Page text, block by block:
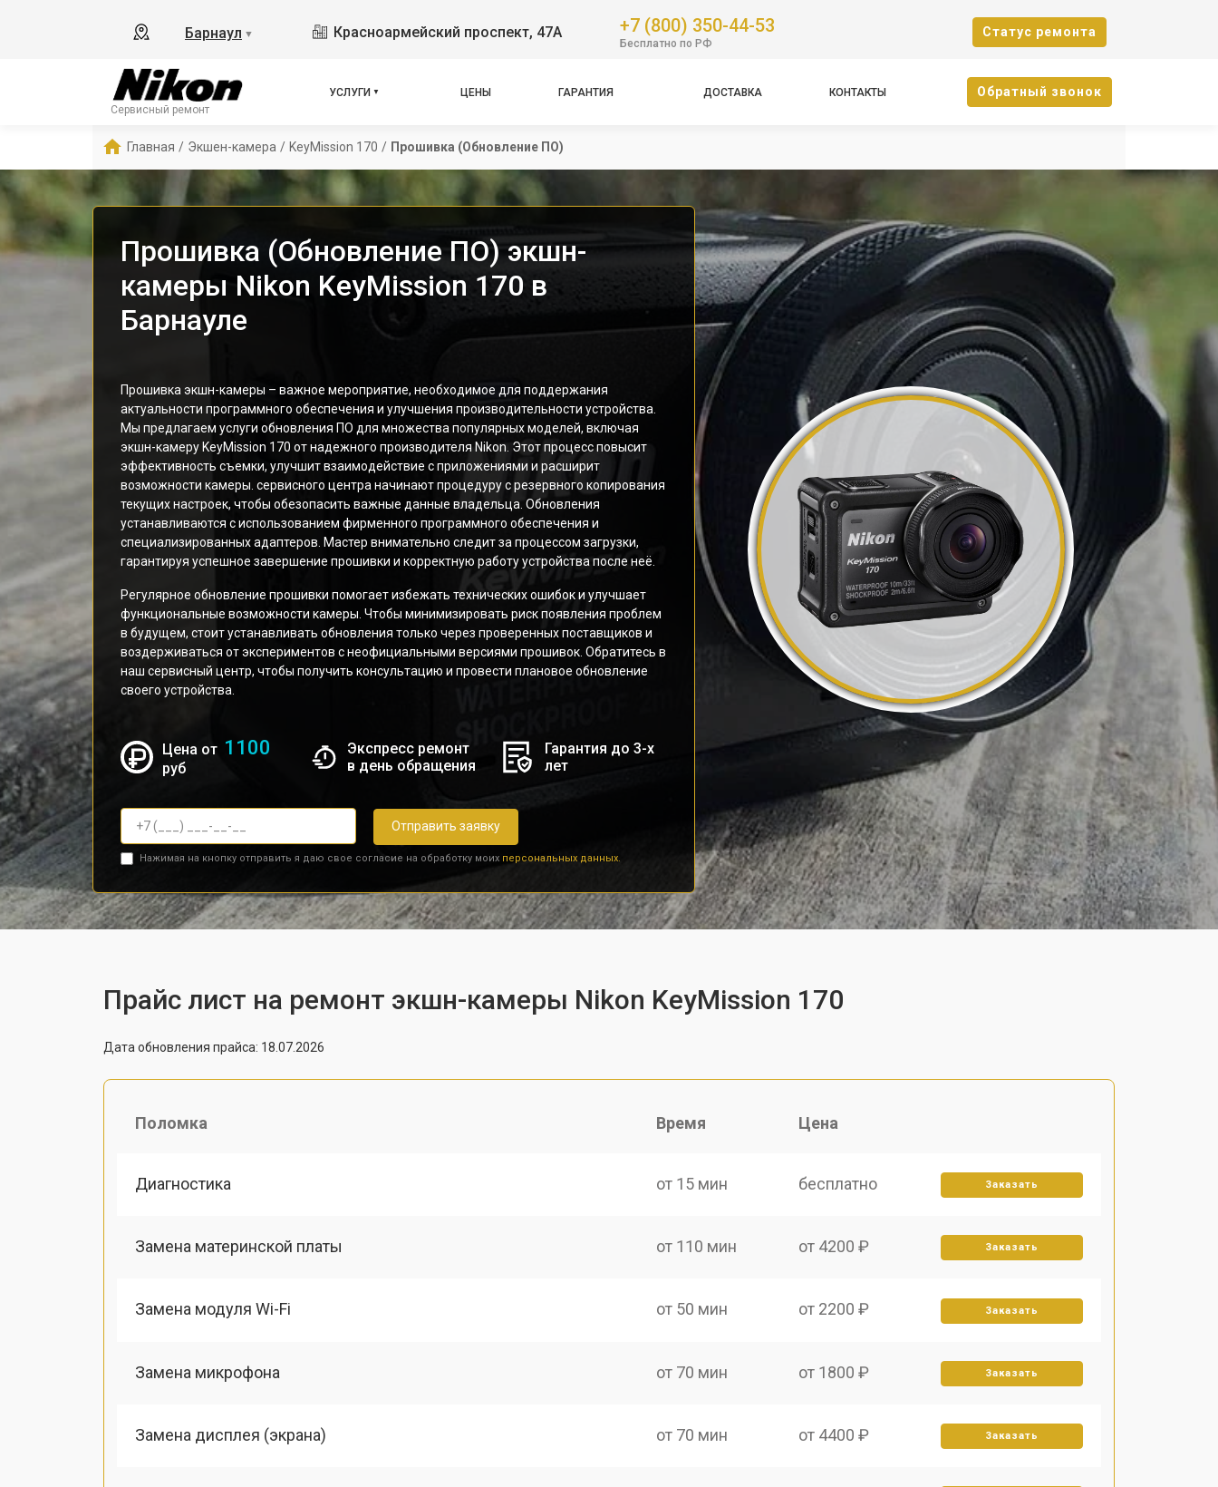
Барнаул ▼ Красноармейский проспект, 47А +7 (800) 350-44-53
Бесплатно по РФ
Cтатус ремонта
Сервисный ремонт
УСЛУГИ ЦЕНЫ ГАРАНТИЯ ДОСТАВКА КОНТАКТЫ Oбратный звонок
Главная / Экшен-камера / KeyMission 170 / Прошивка (Обновление ПО)
Прошивка (Обновление ПО) экшн-
камеры Nikon KeyMission 170 в
Барнауле
Прошивка экшн-камеры – важное мероприятие, необходимое для поддержания
актуальности программного обеспечения и улучшения производительности устройства.
Мы предлагаем услуги обновления ПО для множества популярных моделей, включая
экшн-камеру KeyMission 170 от надежного производителя Nikon. Этот процесс повысит
эффективность съемки, улучшит взаимодействие с приложениями и расширит
возможности камеры. сервисного центра начинают процедуру с резервного копирования
текущих настроек, чтобы обезопасить важные данные владельца. Обновления
устанавливаются с использованием фирменного программного обеспечения и
специализированных адаптеров. Мастер внимательно следит за процессом загрузки,
гарантируя успешное завершение прошивки и корректную работу устройства после неё.
Регулярное обновление прошивки помогает избежать технических ошибок и улучшает
функциональные возможности камеры. Чтобы минимизировать риск появления проблем
в будущем, стоит устанавливать обновления только через проверенных поставщиков и
воздерживаться от экспериментов с неофициальными версиями прошивок. Обратитесь в
наш сервисный центр, чтобы получить консультацию и провести плановое обновление
своего устройства.
Цена от 1100
руб
Экспресс ремонт
в день обращения
Гарантия до 3-х
лет
Отправить заявку
Нажимая на кнопку отправить я даю свое согласие на обработку моих персональных данных.
Прайс лист на ремонт экшн-камеры Nikon KeyMission 170
Дата обновления прайса: 18.07.2026
Поломка Время Цена
Диагностика от 15 мин бесплатно Заказать
Замена материнской платы от 110 мин от 4200 ₽ Заказать
Замена модуля Wi-Fi от 50 мин от 2200 ₽ Заказать
Замена микрофона от 70 мин от 1800 ₽ Заказать
Замена дисплея (экрана) от 70 мин от 4400 ₽ Заказать